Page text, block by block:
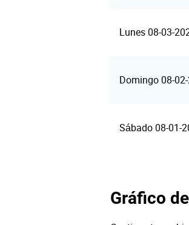
Lunes 08-03-
Domingo 08-
Sábado 08-01-
Gráfico